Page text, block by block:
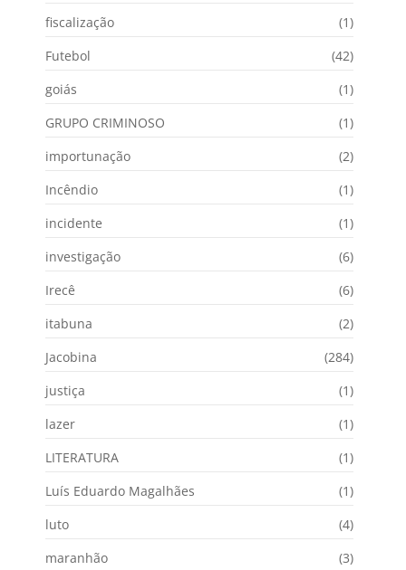
fiscalização
(1)
Futebol
(42)
goiás
(1)
GRUPO CRIMINOSO
(1)
importunação
(2)
Incêndio
(1)
incidente
(1)
investigação
(6)
Irecê
(6)
itabuna
(2)
Jacobina
(284)
justiça
(1)
lazer
(1)
LITERATURA
(1)
Luís Eduardo Magalhães
(1)
luto
(4)
maranhão
(3)